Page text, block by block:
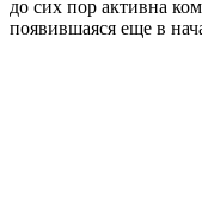
до сих пор активна
появившаяся еще в